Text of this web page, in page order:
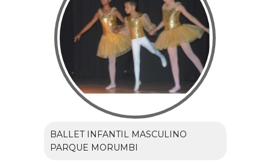
BALLET INFANTIL MASCULINO
PARQUE MORUMBI